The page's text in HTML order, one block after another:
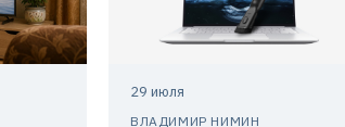
29 июля
ВЛАДИМИР НИМИН